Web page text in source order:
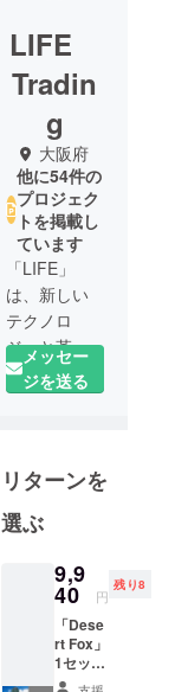
LIFE
Tradin
g
大阪府
他に54件の
プロジェク
トを掲載し
ています
「LIFE」
は、新しい
テクノロ
ジーと革新
的な家電製
品の提供に
トアップ
す。チーム
品、工家電
製品、面白
く便利を追
求するよう
に構成され
メッセー
ジを送る
リターンを
選ぶ
9,9
40 円
残り8
「Dese
rt Fox」
1セット
【税・